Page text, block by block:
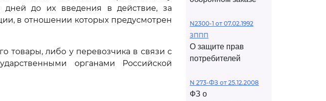
до их введения в действие, за
в отношении которых предусмотрен
товары, либо у перевозчика в связи с
органами Российской
N2300-1 от 07.02.1992
ЗППП
О защите прав
потребителей
N 273-ФЗ от 25.12.2008
ФЗ о